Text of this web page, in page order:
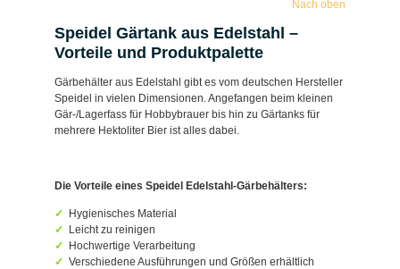
Nach oben
Speidel Gärtank aus Edelstahl –
Vorteile und Produktpalette
Gärbehälter aus Edelstahl gibt es vom deutschen Hersteller
Speidel in vielen Dimensionen. Angefangen beim kleinen
Gär-/Lagerfass für Hobbybrauer bis hin zu Gärtanks für
mehrere Hektoliter Bier ist alles dabei.
Die Vorteile eines Speidel Edelstahl-Gärbehälters:
Hygienisches Material
Leicht zu reinigen
Hochwertige Verarbeitung
Verschiedene Ausführungen und Größen erhältlich